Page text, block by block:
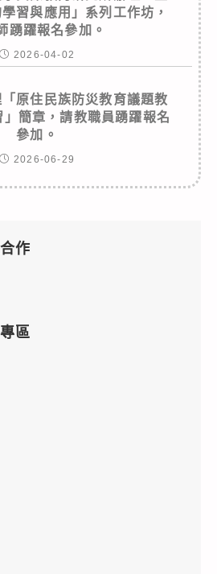
習與應用」系列工作坊，
踴躍報名參加。
2026-04-02
原住民族防災教育議題教
簡章，請教職員踴躍報名
參加。
2026-06-29
作
區